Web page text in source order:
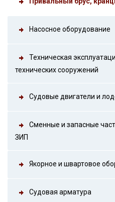
Насосное оборудование
Техническая
технических сооружений
Судовые двигатели и
Сменные и запасные
ЗИП
Якорное и швартовое
Судовая арматура